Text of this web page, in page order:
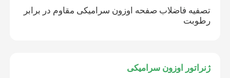
تصفیه فاضلاب صفحه اوزون سرامیکی مقاوم در برابر
رطوبت
ژنراتور اوزون سرامیکی